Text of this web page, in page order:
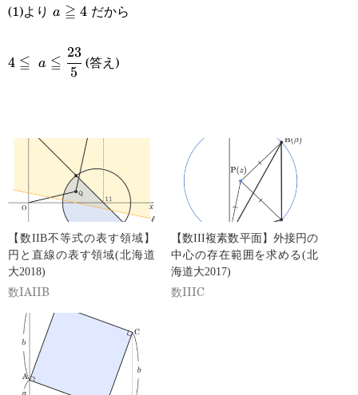
(1)より a\geqq4
a ≧ 4だから
4\leqq a\leqq\cfrac{23}
4 ≦ a ≦ 5
23
(答え)
【数IIB不等式の表す領域】
円と直線の表す領域(北海道
大2018)
数IAIIB
【数III複素数平面】外接円の
中心の存在範囲を求める(北
海道大2017)
数IIIC